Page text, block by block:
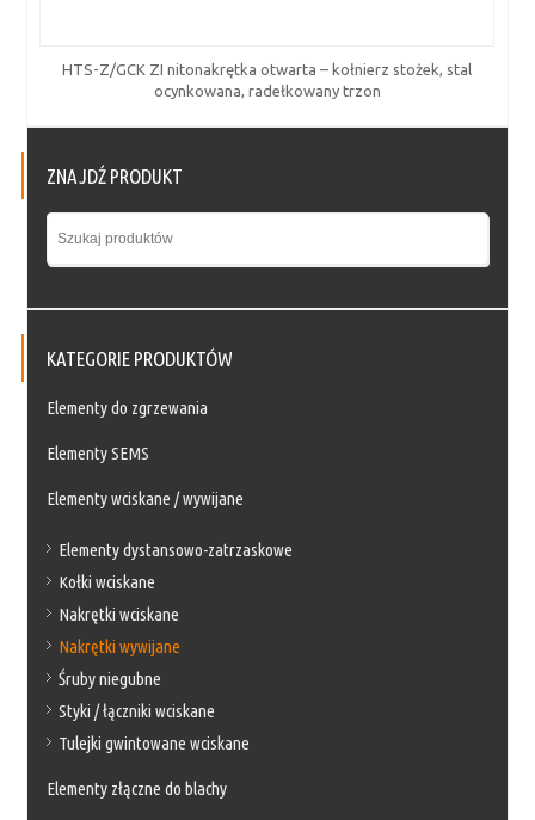
HTS-Z/GCK ZI nitonakrętka otwarta – kołnierz stożek, stal
ocynkowana, radełkowany trzon
ZNAJDŹ PRODUKT
KATEGORIE PRODUKTÓW
Elementy do zgrzewania
Elementy SEMS
Elementy wciskane / wywijane
Elementy dystansowo-zatrzaskowe
Kołki wciskane
Nakrętki wciskane
Nakrętki wywijane
Śruby niegubne
Styki / łączniki wciskane
Tulejki gwintowane wciskane
Elementy złączne do blachy